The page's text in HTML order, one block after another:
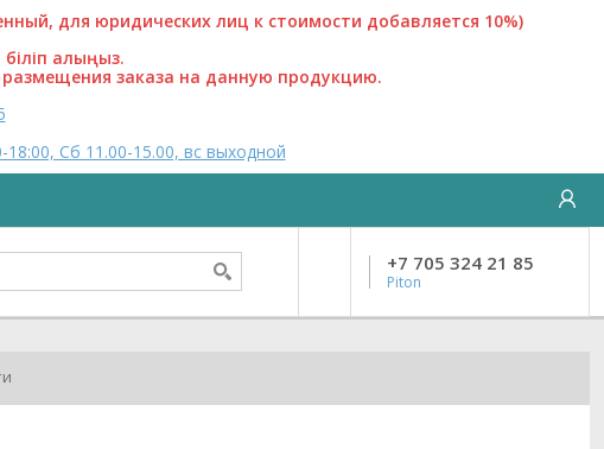
для юридических лиц к стоимости добавляется 10%)
алыңыз.
заказа на данную продукцию.
Сб 11.00-15.00, вс выходной
+7 705 324 21 85
Piton